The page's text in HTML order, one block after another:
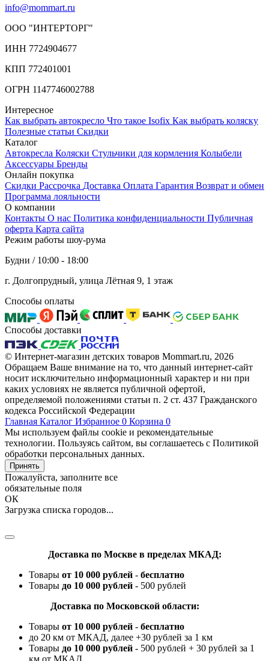
info@mommart.ru
ООО "ИНТЕРТОРГ"
ИНН 7724904677
КПП 772401001
ОГРН 1147746002788
Интересное
Как выбрать автокресло Что такое Isofix Как выбрать коляску
Полезные статьи Cкидки
Каталог
Автокресла Коляски Стульчики для кормления Колыбели
Аксессуары Бренды
Онлайн покупка
Скидки Рассрочка Доставка Оплата Гарантия Возврат и обмен
Программа лояльности
О компании
Контакты О нас Политика конфиденциальности Публичная
оферта Карта сайта
Режим работы шоу-рума
Будни / 10:00 - 18:00
г. Долгопрудный, улица Лётная 9, 1 этаж
Способы оплаты
Способы доставки
© Интернет-магазин детских товаров Mommart.ru, 2026
Обращаем Ваше внимание на то, что данный интернет-сайт
носит исключительно информационный характер и ни при
каких условиях не является публичной офертой,
определяемой положениями статьи п. 2 ст. 437 Гражданского
кодекса Российской Федерации
Главная Каталог Избранное 0 Корзина 0
Мы используем файлы cookie и рекомендательные
технологии. Пользуясь сайтом, вы соглашаетесь с Политикой
обработки персональных данных.
Принять
Пожалуйста, заполните все
обязательные поля
ОК
Загрузка списка городов...
Доставка по Москве в пределах МКАД:
Товары от 10 000 рублей - бесплатно
Товары до 10 000 рублей - 500 рублей
Доставка по Московской области:
Товары от 10 000 рублей - бесплатно
до 20 км от МКАД, далее +30 рублей за 1 км
Товары до 10 000 рублей - 500 рублей + 30 рублей за 1
км от МКАД